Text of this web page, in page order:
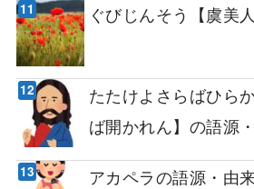
ぐびじんそう【虞美
たたけよさらばひら
ば開かれん】の語源
アカペラの語源・由